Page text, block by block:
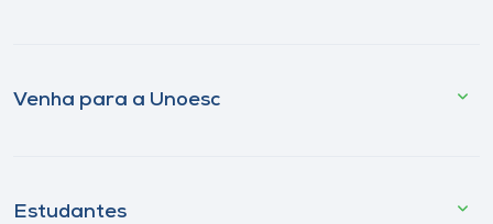
Venha para a Unoesc
Estudantes